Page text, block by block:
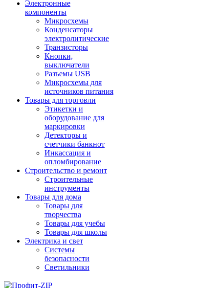
Электронные
компоненты
Микросхемы
Конденсаторы
электролитические
Транзисторы
Кнопки,
выключатели
Разъемы USB
Микросхемы для
источников питания
Товары для торговли
Этикетки и
оборудование для
маркировки
Детекторы и
счетчики банкнот
Инкассация и
опломбирование
Строительство и ремонт
Строительные
инструменты
Товары для дома
Товары для
творчества
Товары для учебы
Товары для школы
Электрика и свет
Системы
безопасности
Светильники